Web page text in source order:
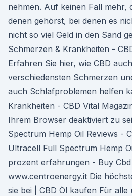
nehmen. Auf keinen Fall mehr,
denen gehörst, bei denen es
nicht so viel Geld in den Sand
Schmerzen & Krankheiten -
Erfahren Sie hier, wie CBD
verschiedensten Schmerzen
auch Schlafproblemen helfen
Krankheiten - CBD Vital
Ihrem Browser deaktiviert zu
Spectrum Hemp Oil Reviews -
Ultracell Full Spectrum Hemp
prozent erfahrungen - Buy
www.centroenergy.it Die
sie bei | CBD Öl kaufen Für